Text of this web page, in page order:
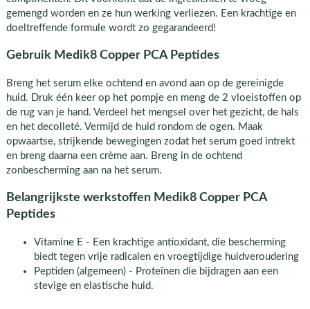
gemengd worden en ze hun werking verliezen. Een krachtige en
doeltreffende formule wordt zo gegarandeerd!
Gebruik Medik8 Copper PCA Peptides
Breng het serum elke ochtend en avond aan op de gereinigde
huid. Druk één keer op het pompje en meng de 2 vloeistoffen op
de rug van je hand. Verdeel het mengsel over het gezicht, de hals
en het decolleté. Vermijd de huid rondom de ogen. Maak
opwaartse, strijkende bewegingen zodat het serum goed intrekt
en breng daarna een crème aan. Breng in de ochtend
zonbescherming aan na het serum.
Belangrijkste werkstoffen Medik8 Copper PCA
Peptides
Vitamine E - Een krachtige antioxidant, die bescherming
biedt tegen vrije radicalen en vroegtijdige huidveroudering
Peptiden (algemeen) - Proteïnen die bijdragen aan een
stevige en elastische huid.